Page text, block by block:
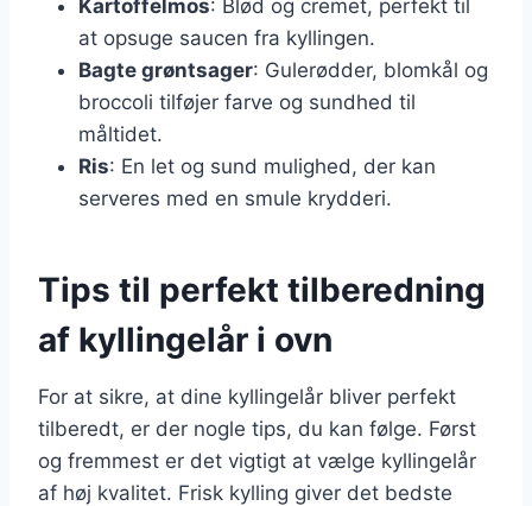
Kartoffelmos: Blød og cremet, perfekt til
at opsuge saucen fra kyllingen.
Bagte grøntsager: Gulerødder, blomkål og
broccoli tilføjer farve og sundhed til
måltidet.
Ris: En let og sund mulighed, der kan
serveres med en smule krydderi.
Tips til perfekt tilberedning
af kyllingelår i ovn
For at sikre, at dine kyllingelår bliver perfekt
tilberedt, er der nogle tips, du kan følge. Først
og fremmest er det vigtigt at vælge kyllingelår
af høj kvalitet. Frisk kylling giver det bedste